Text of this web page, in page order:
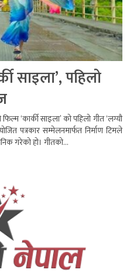
साइला’, पहिलो
‘कार्की साइला’ को पहिलो गीत ‘लग्यौ
पत्रकार सम्मेलनमार्फत निर्माण टिमले
गरेको हो। गीतको...